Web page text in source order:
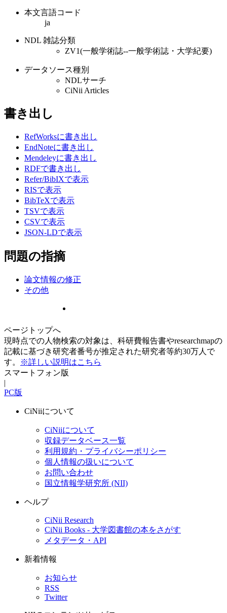
本文言語コード
ja
NDL 雑誌分類
ZV1(一般学術誌--一般学術誌・大学紀要)
データソース種別
NDLサーチ
CiNii Articles
書き出し
RefWorksに書き出し
EndNoteに書き出し
Mendeleyに書き出し
RDFで書き出し
Refer/BibIXで表示
RISで表示
BibTeXで表示
TSVで表示
CSVで表示
JSON-LDで表示
問題の指摘
論文情報の修正
その他
ページトップへ
現時点での人物検索の対象は、科研費報告書やresearchmapの
記載に基づき研究者番号が推定された研究者等約30万人で
す。
※詳しい説明はこちら
スマートフォン版
|
PC版
CiNiiについて
CiNiiについて
収録データベース一覧
利用規約・プライバシーポリシー
個人情報の扱いについて
お問い合わせ
国立情報学研究所 (NII)
ヘルプ
CiNii Research
CiNii Books - 大学図書館の本をさがす
メタデータ・API
新着情報
お知らせ
RSS
Twitter